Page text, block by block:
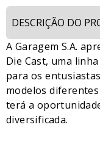
A Garagem S.A.
Die Cast, uma
para os
modelos
terá a
diversificada.